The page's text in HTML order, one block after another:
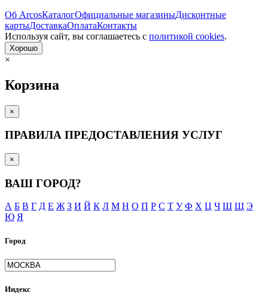
Об ArcosКаталогОфициальные магазиныДисконтные
картыДоставкаОплатаКонтакты
Используя сайт, вы согла­шаетесь с политикой cookies.
Хорошо
×
Корзина
×
ПРАВИЛА ПРЕДОСТАВЛЕНИЯ УСЛУГ
×
ВАШ ГОРОД?
А Б В Г Д Е Ж З И Й К Л М Н О П Р С Т У Ф Х Ц Ч Ш Щ Э
Ю Я
Город
Индекс